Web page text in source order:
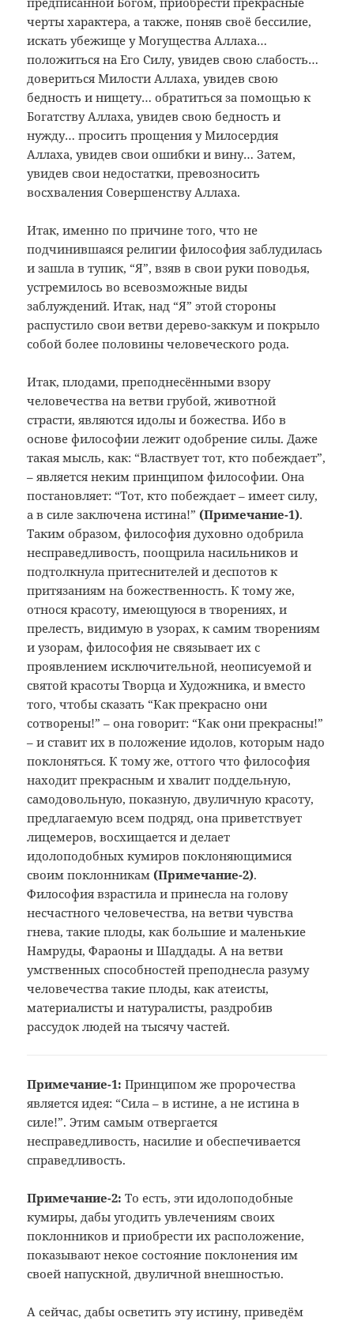
черты характера, а также, поняв своё бессилие,
искать убежище у Могущества Аллаха…
положиться на Его Силу, увидев свою слабость…
довериться Милости Аллаха, увидев свою
бедность и нищету… обратиться за помощью к
Богатству Аллаха, увидев свою бедность и
нужду… просить прощения у Милосердия
Аллаха, увидев свои ошибки и вину… Затем,
увидев свои недостатки, превозносить
восхваления Совершенству Аллаха.
Итак, именно по причине того, что не
подчинившаяся религии философия заблудилась
и зашла в тупик, “Я”, взяв в свои руки поводья,
устремилось во всевозможные виды
заблуждений. Итак, над “Я” этой стороны
распустило свои ветви дерево-заккум и покрыло
собой более половины человеческого рода.
Итак, плодами, преподнесёнными взору
человечества на ветви грубой, животной
страсти, являются идолы и божества. Ибо в
основе философии лежит одобрение силы. Даже
такая мысль, как: “Властвует тот, кто побеждает”,
– является неким принципом философии. Она
постановляет: “Тот, кто побеждает – имеет силу,
а в силе заключена истина!” (Примечание-1).
Таким образом, философия духовно одобрила
несправедливость, поощрила насильников и
подтолкнула притеснителей и деспотов к
притязаниям на божественность. К тому же,
относя красоту, имеющуюся в творениях, и
прелесть, видимую в узорах, к самим творениям
и узорам, философия не связывает их с
проявлением исключительной, неописуемой и
святой красоты Творца и Художника, и вместо
того, чтобы сказать “Как прекрасно они
сотворены!” – она говорит: “Как они прекрасны!”
– и ставит их в положение идолов, которым надо
поклоняться. К тому же, оттого что философия
находит прекрасным и хвалит поддельную,
самодовольную, показную, двуличную красоту,
предлагаемую всем подряд, она приветствует
лицемеров, восхищается и делает
идолоподобных кумиров поклоняющимися
своим поклонникам (Примечание-2).
Философия взрастила и принесла на голову
несчастного человечества, на ветви чувства
гнева, такие плоды, как большие и маленькие
Намруды, Фараоны и Шаддады. А на ветви
умственных способностей преподнесла разуму
человечества такие плоды, как атеисты,
материалисты и натуралисты, раздробив
рассудок людей на тысячу частей.
Примечание-1:Принципом же пророчества
являетсяидея: “Сила – в истине, а не истина в
силе!”. Этим самым отвергается
несправедливость, насилие и обеспечивается
справедливость.
Примечание-2:То есть, эти идолоподобные
кумиры,дабы угодить увлечениям своих
поклонникови приобрести их расположение,
показываютнекое состояние поклонения им
своейнапускной, двуличной внешностью.
А сейчас, дабы осветить эту истину, приведём